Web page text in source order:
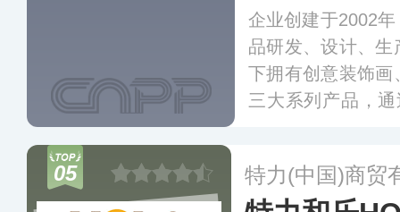
企业创建于2002
品研发、设计、
下拥有创意装饰
三大系列产品，
05 特力(中国)商贸